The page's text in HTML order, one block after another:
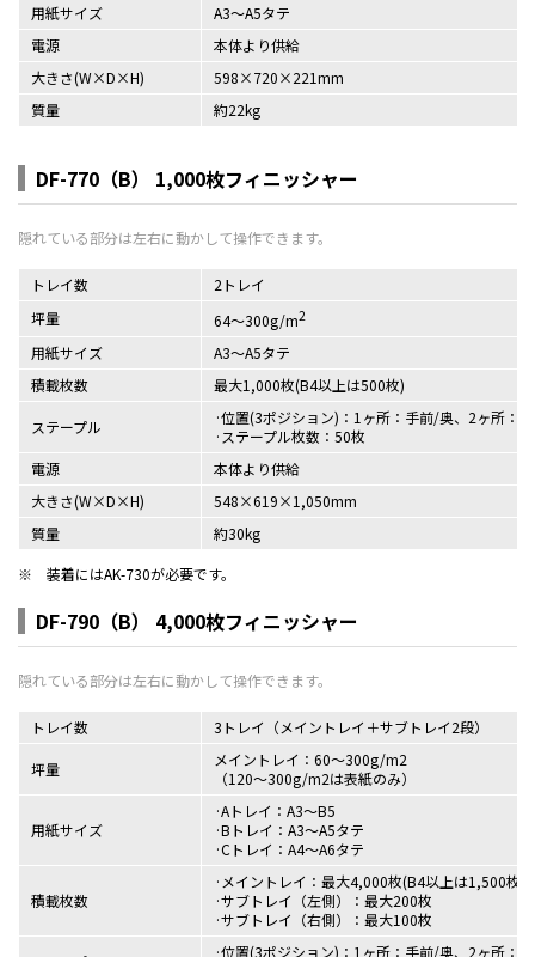
用紙サイズ
A3～A5タテ
電源
本体より供給
大きさ(W×D×H)
598×720×221mm
質量
約22kg
DF-770（B） 1,000枚フィニッシャー
トレイ数
2トレイ
坪量
64～300g/m2
用紙サイズ
A3～A5タテ
積載枚数
最大1,000枚(B4以上は500枚)
ステープル
位置(3ポジション)：1ヶ所：手前/奥、2ヶ所：
ステープル枚数：50枚
電源
本体より供給
大きさ(W×D×H)
548×619×1,050mm
質量
約30kg
※
装着にはAK-730が必要です。
DF-790（B） 4,000枚フィニッシャー
トレイ数 3トレイ（メイントレイ＋サブトレイ2段）
坪量
メイントレイ：60～300g/m2
（120～300g/m2は表紙のみ）
用紙サイズ
Aトレイ：A3～B5
Bトレイ：A3～A5タテ
Cトレイ：A4～A6タテ
積載枚数
メイントレイ：最大4,000枚(B4以上は1,500枚
サブトレイ（左側）：最大200枚
サブトレイ（右側）：最大100枚
位置(3ポジション)：1ヶ所：手前/奥、2ヶ所：